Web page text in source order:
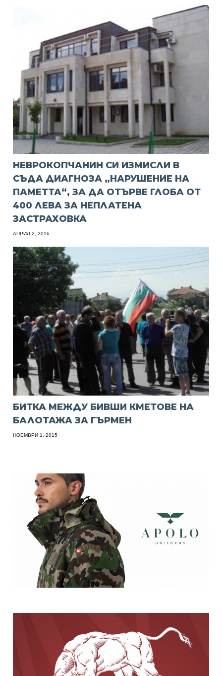
НЕВРОКОПЧАНИН СИ ИЗМИСЛИ В
СЪДА ДИАГНОЗА „НАРУШЕНИЕ НА
ПАМЕТТА“, ЗА ДА ОТЪРВЕ ГЛОБА ОТ
400 ЛЕВА ЗА НЕПЛАТЕНА
ЗАСТРАХОВКА
АПРИЛ 2, 2016
БИТКА МЕЖДУ БИВШИ КМЕТОВЕ НА
БАЛОТАЖА ЗА ГЪРМЕН
НОЕМВРИ 1, 2015